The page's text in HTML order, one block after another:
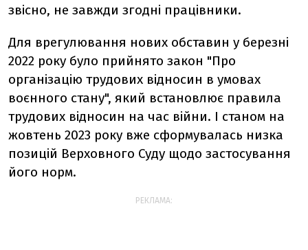
звісно, не завжди згодні працівники.
Для врегулювання нових обставин у березні
2022 року було прийнято закон "Про
організацію трудових відносин в умовах
воєнного стану", який встановлює правила
трудових відносин на час війни. І станом на
жовтень 2023 року вже сформувалась низка
позицій Верховного Суду щодо застосування
його норм.
РЕКЛАМА: